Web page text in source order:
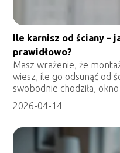
Ile karnisz od ściany –
prawidłowo?
Masz wrażenie, że
wiesz, ile go odsunąć od
swobodnie chodziła,
2026-04-14